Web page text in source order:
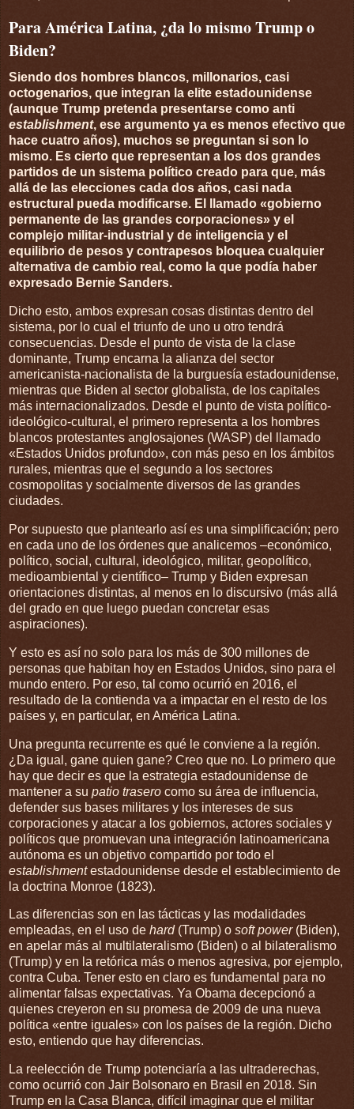
Para América Latina, ¿da lo mismo Trump o
Biden?
Siendo dos hombres blancos, millonarios, casi
octogenarios, que integran la elite estadounidense
(aunque Trump pretenda presentarse como anti
establishment, ese argumento ya es menos efectivo que
hace cuatro años), muchos se preguntan si son lo
mismo. Es cierto que representan a los dos grandes
partidos de un sistema político creado para que, más
allá de las elecciones cada dos años, casi nada
estructural pueda modificarse. El llamado «gobierno
permanente de las grandes corporaciones» y el
complejo militar-industrial y de inteligencia y el
equilibrio de pesos y contrapesos bloquea cualquier
alternativa de cambio real, como la que podía haber
expresado Bernie Sanders.
Dicho esto, ambos expresan cosas distintas dentro del
sistema, por lo cual el triunfo de uno u otro tendrá
consecuencias. Desde el punto de vista de la clase
dominante, Trump encarna la alianza del sector
americanista-nacionalista de la burguesía estadounidense,
mientras que Biden al sector globalista, de los capitales
más internacionalizados. Desde el punto de vista político-
ideológico-cultural, el primero representa a los hombres
blancos protestantes anglosajones (WASP) del llamado
«Estados Unidos profundo», con más peso en los ámbitos
rurales, mientras que el segundo a los sectores
cosmopolitas y socialmente diversos de las grandes
ciudades.
Por supuesto que plantearlo así es una simplificación; pero
en cada uno de los órdenes que analicemos –económico,
político, social, cultural, ideológico, militar, geopolítico,
medioambiental y científico– Trump y Biden expresan
orientaciones distintas, al menos en lo discursivo (más allá
del grado en que luego puedan concretar esas
aspiraciones).
Y esto es así no solo para los más de 300 millones de
personas que habitan hoy en Estados Unidos, sino para el
mundo entero. Por eso, tal como ocurrió en 2016, el
resultado de la contienda va a impactar en el resto de los
países y, en particular, en América Latina.
Una pregunta recurrente es qué le conviene a la región.
¿Da igual, gane quien gane? Creo que no. Lo primero que
hay que decir es que la estrategia estadounidense de
mantener a su patio trasero como su área de influencia,
defender sus bases militares y los intereses de sus
corporaciones y atacar a los gobiernos, actores sociales y
políticos que promuevan una integración latinoamericana
autónoma es un objetivo compartido por todo el
establishmentestadounidense desde el establecimiento de
la doctrina Monroe (1823).
Las diferencias son en las tácticas y las modalidades
empleadas, en el uso de hard(Trump) o soft power(Biden),
en apelar más al multilateralismo (Biden) o al bilateralismo
(Trump) y en la retórica más o menos agresiva, por ejemplo,
contra Cuba. Tener esto en claro es fundamental para no
alimentar falsas expectativas. Ya Obama decepcionó a
quienes creyeron en su promesa de 2009 de una nueva
política «entre iguales» con los países de la región. Dicho
esto, entiendo que hay diferencias.
La reelección de Trump potenciaría a las ultraderechas,
como ocurrió con Jair Bolsonaro en Brasil en 2018. Sin
Trump en la Casa Blanca, difícil imaginar que el militar